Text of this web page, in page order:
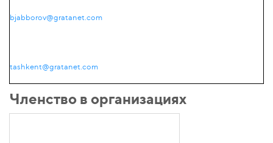
bjabborov@gratanet.com
tashkent@gratanet.com
Членство в организациях